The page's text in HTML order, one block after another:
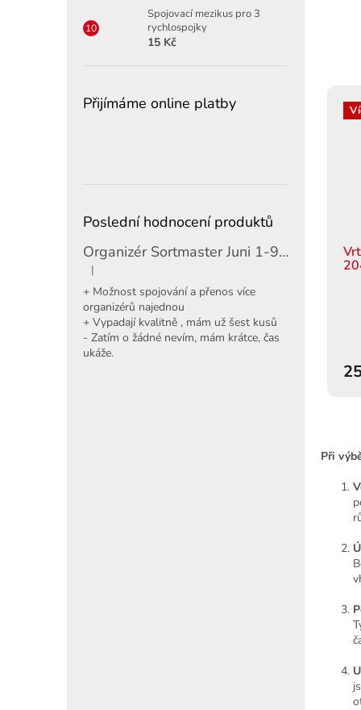
Spojovací mezikus pro 3
rychlospojky
15 Kč
Přijímáme online platby
Poslední hodnocení produktů
Organizér Sortmaster Juni 1-97-483
Hodnocení produktu je 5 z 5 hvězdiček.
|
+ Možnost spojování a přenos více
organizérů najednou
+ Vypadají kvalitně , mám už šest kusů
- Zatím o žádné nevím, mám krátce, čas
ukáže.
Při